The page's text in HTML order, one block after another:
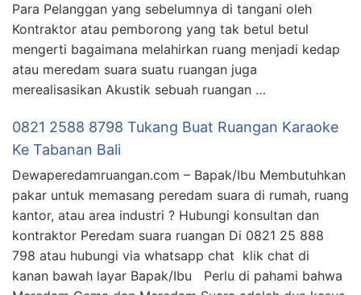
Para Pelanggan yang sebelumnya di tangani oleh
Kontraktor atau pemborong yang tak betul betul
mengerti bagaimana melahirkan ruang menjadi kedap
atau meredam suara suatu ruangan juga
merealisasikan Akustik sebuah ruangan …
0821 2588 8798 Tukang Buat Ruangan Karaoke
Ke Tabanan Bali
Dewaperedamruangan.com – Bapak/Ibu Membutuhkan
pakar untuk memasang peredam suara di rumah, ruang
kantor, atau area industri ? Hubungi konsultan dan
kontraktor Peredam suara ruangan Di 0821 25 888
798 atau hubungi via whatsapp chat klik chat di
kanan bawah layar Bapak/Ibu Perlu di pahami bahwa